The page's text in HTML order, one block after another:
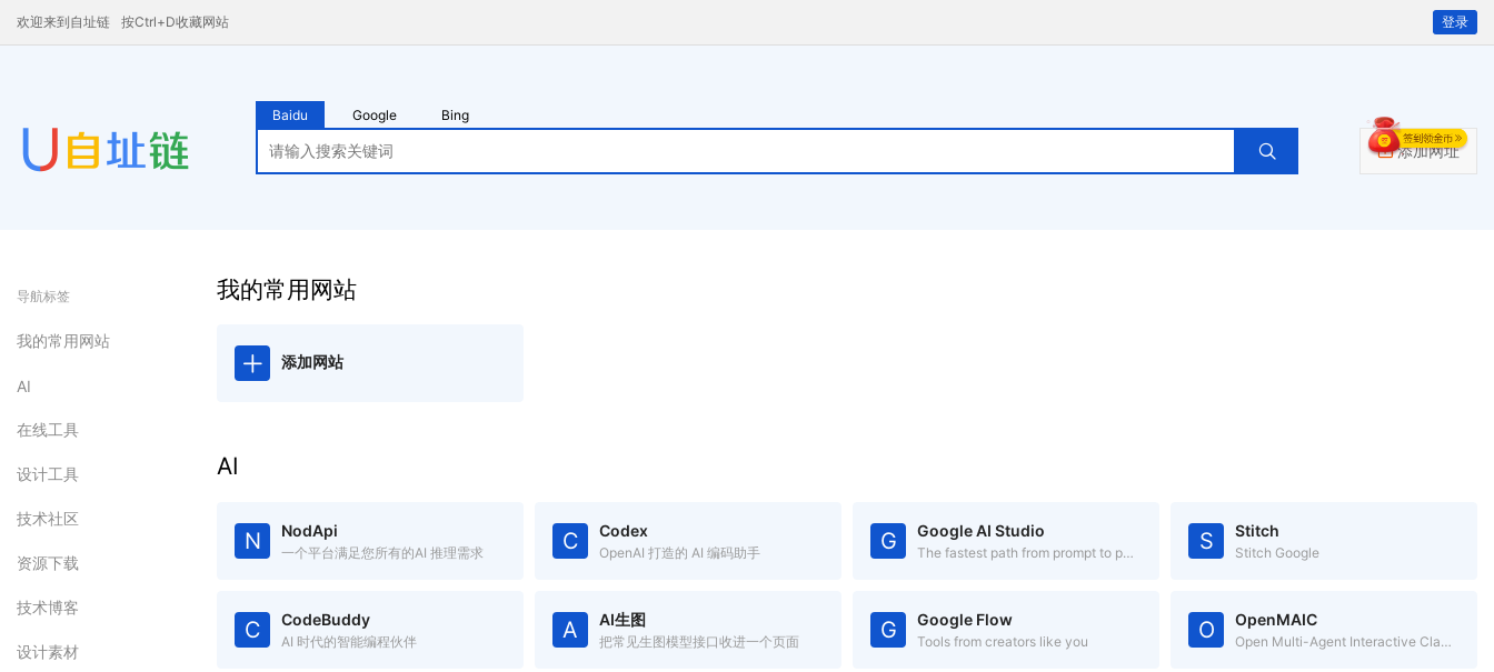
欢迎来到自址链 按Ctrl+D收藏网站 登录
Baidu Google Bing
添加网址
导航标签
我的常用网站
AI
在线工具
设计工具
技术社区
资源下载
技术博客
设计素材
我的常用网站
添加网站
AI
N NodApi
一个平台满足您所有的AI 推理需求 C Codex
OpenAI 打造的 AI 编码助手 G Google AI Studio
The fastest path from prompt to production with Gemini S Stitch
Stitch Google
C CodeBuddy
AI 时代的智能编程伙伴 A AI生图
把常见生图模型接口收进一个页面 G Google Flow
Tools from creators like you O OpenMAIC
Open Multi-Agent Interactive Classroom